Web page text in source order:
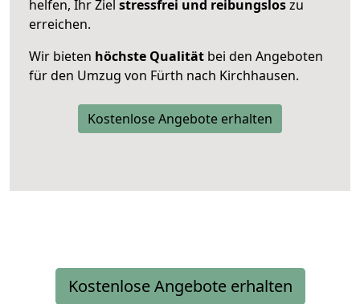
helfen, Ihr Ziel stressfrei und reibungsloszu
erreichen.
Wir bieten höchste Qualität bei den Angeboten
für den Umzug von Fürth nach Kirchhausen.
Kostenlose Angebote erhalten
Kostenlose Angebote erhalten